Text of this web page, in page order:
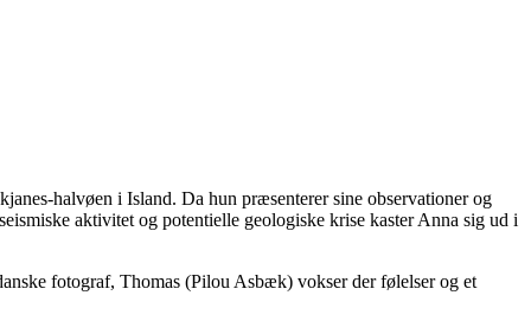
halvøen i Island. Da hun præsenterer sine observationer og
aktivitet og potentielle geologiske krise kaster Anna sig ud i
fotograf, Thomas (Pilou Asbæk) vokser der følelser og et